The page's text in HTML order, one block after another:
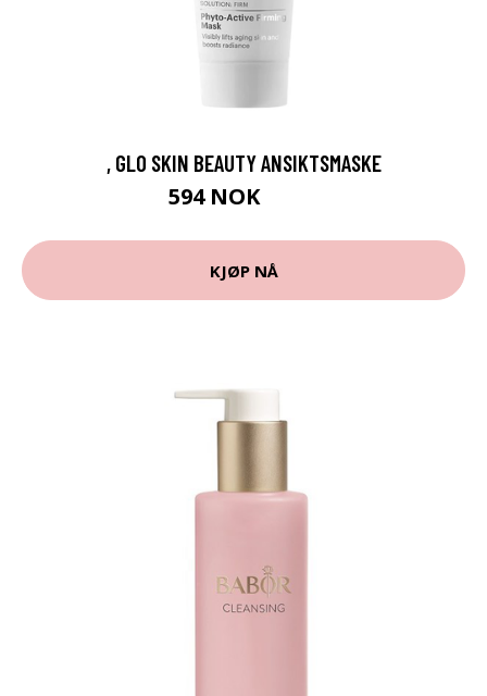
, GLO SKIN BEAUTY ANSIKTSMASKE
594 NOK
KJØP NÅ